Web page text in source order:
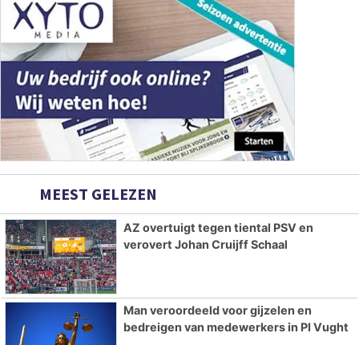
MEEST GELEZEN
AZ overtuigt tegen tiental PSV en
verovert Johan Cruijff Schaal
Man veroordeeld voor gijzelen en
bedreigen van medewerkers in PI Vught